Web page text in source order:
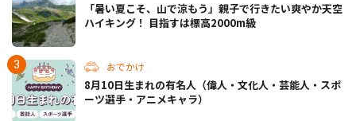
「暑い夏こそ、山で涼もう」親子で行きたい爽やか天空
ハイキング！ 目指すは標高2000m級
おでかけ
8月10日生まれの有名人（偉人・文化人・芸能人・スポ
ーツ選手・アニメキャラ）